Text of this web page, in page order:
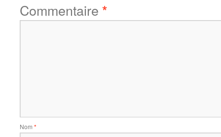
Commentaire *
Nom *